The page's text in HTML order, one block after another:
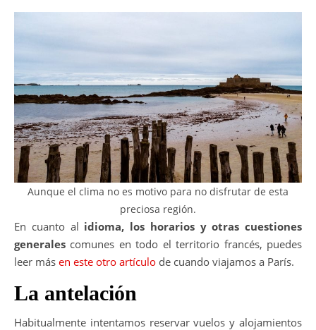
Aunque el clima no es motivo para no disfrutar de esta
preciosa región.
En cuanto al idioma, los horarios y otras cuestiones
generales comunes en todo el territorio francés, puedes
leer más en este otro artículo de cuando viajamos a París.
La antelación
Habitualmente intentamos reservar vuelos y alojamientos